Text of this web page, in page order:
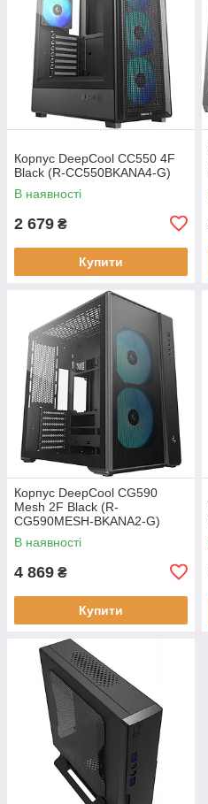
Корпус DeepCool CC550 4F
Black (R-CC550BKANA4-G)
В наявності
2 679 ₴
Купити
Корпус DeepCool CG590
Mesh 2F Black (R-
CG590MESH-BKANA2-G)
В наявності
4 869 ₴
Купити